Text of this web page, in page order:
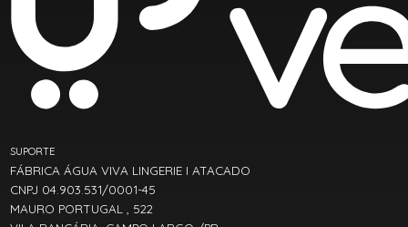
SUPORTE
FÁBRICA ÁGUA VIVA LINGERIE I ATACADO
CNPJ 04.903.531/0001-45
MAURO PORTUGAL , 522